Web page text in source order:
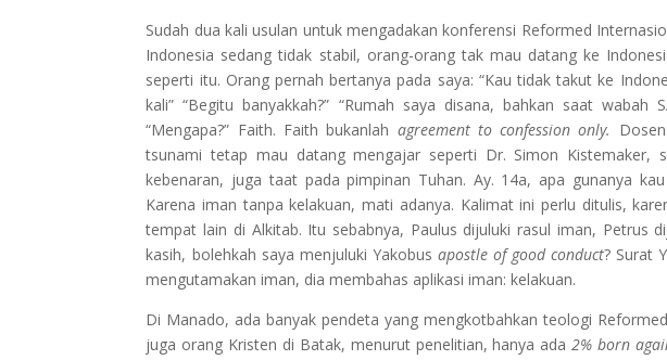
Sudah dua kali usulan untuk mengadakan konferensi Reformed
Indonesia sedang tidak stabil, orang-orang tak mau datang ke
seperti itu. Orang pernah bertanya pada saya: “Kau tidak takut ke
kali” “Begitu banyakkah?” “Rumah saya disana, bahkan saat wabah
“Mengapa?” Faith. Faith bukanlah agreement to confession only.
tsunami tetap mau datang mengajar seperti Dr. Simon Kistemaker,
kebenaran, juga taat pada pimpinan Tuhan. Ay. 14a, apa gunanya
Karena iman tanpa kelakuan, mati adanya. Kalimat ini perlu ditulis,
tempat lain di Alkitab. Itu sebabnya, Paulus dijuluki rasul iman, Petrus
kasih, bolehkah saya menjuluki Yakobus apostle of good conduct? Surat
mengutamakan iman, dia membahas aplikasi iman: kelakuan.
Di Manado, ada banyak pendeta yang mengkotbahkan teologi
juga orang Kristen di Batak, menurut penelitian, hanya ada2% born